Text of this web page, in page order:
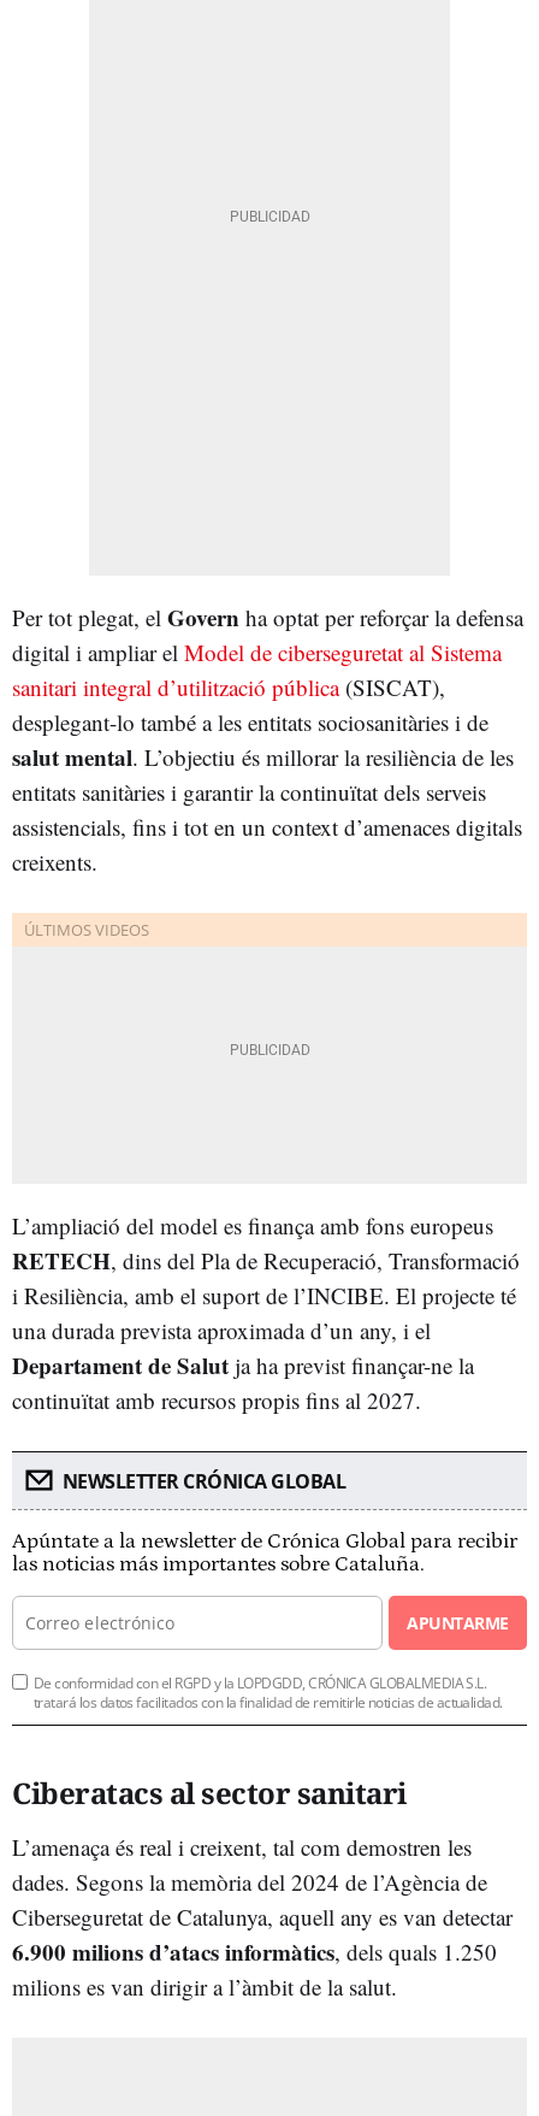
Per tot plegat, el Govern ha optat per reforçar la defensa
digital i ampliar el Model de ciberseguretat al Sistema
sanitari integral d’utilització pública(SISCAT),
desplegant-lo també a les entitats sociosanitàries i de
salut mental. L’objectiu és millorar la resiliència de les
entitats sanitàries i garantir la continuïtat dels serveis
assistencials, fins i tot en un context d’amenaces digitals
creixents.
L’ampliació del model es finança amb fons europeus
RETECH, dins del Pla de Recuperació, Transformació
i Resiliència, amb el suport de l’INCIBE. El projecte té
una durada prevista aproximada d’un any, i el
Departament de Salut ja ha previst finançar-ne la
continuïtat amb recursos propis fins al 2027.
NEWSLETTER CRÓNICA GLOBAL
Apúntate a la newsletter de Crónica Global para recibir
las noticias más importantes sobre Cataluña.
APUNTARME
De conformidad con el RGPD y la LOPDGDD, CRÓNICA GLOBALMEDIA S.L.
tratará los datos facilitados con la finalidad de remitirle noticias de actualidad.
Ciberatacs al sector sanitari
L’amenaça és real i creixent, tal com demostren les
dades. Segons la memòria del 2024 de l’Agència de
Ciberseguretat de Catalunya, aquell any es van detectar
6.900 milions d’atacs informàtics, dels quals 1.250
milions es van dirigir a l’àmbit de la salut.